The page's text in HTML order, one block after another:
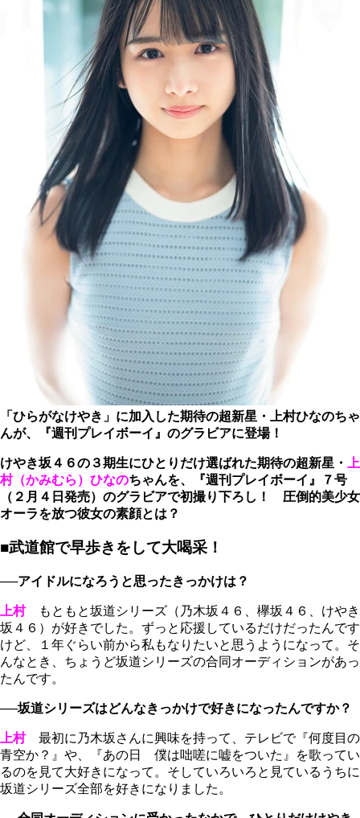
「ひらがなけやき」に加入した期待の超新星・上村ひなのちゃ
んが、『週刊プレイボーイ』のグラビアに登場！
けやき坂４６の３期生にひとりだけ選ばれた期待の超新星・
上
村（かみむら）ひなのちゃんを、『週刊プレイボーイ』７号
（２月４日発売）のグラビアで初撮り下ろし！ 圧倒的美少女
オーラを放つ彼女の素顔とは？
■武道館で早歩きをして大喝采！
──アイドルになろうと思ったきっかけは？
上村もともと坂道シリーズ（乃木坂４６、欅坂４６、けやき
坂４６）が好きでした。ずっと応援しているだけだったんです
けど、１年ぐらい前から私もなりたいと思うようになって。そ
んなとき、ちょうど坂道シリーズの合同オーディションがあっ
たんです。
──坂道シリーズはどんなきっかけで好きになったんですか？
上村最初に乃木坂さんに興味を持って、テレビで『何度目の
青空か？』や、『あの日 僕は咄嗟に嘘をついた』を歌ってい
るのを見て大好きになって。そしていろいろと見ているうちに
坂道シリーズ全部を好きになりました。